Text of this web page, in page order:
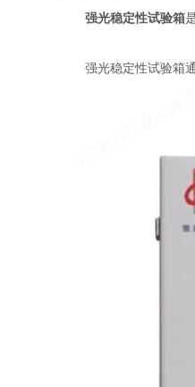
强光稳定性试验箱
强光稳定性试验箱通